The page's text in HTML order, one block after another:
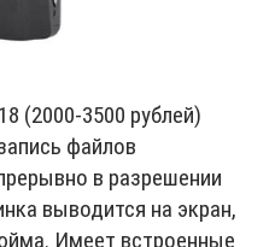
(2000-3500 рублей)
файлов
в разрешении
выводится на экран,
Имеет встроенные